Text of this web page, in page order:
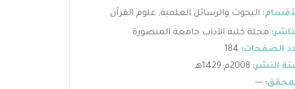
البحوث والرسائل العلمية, علوم القرآن
مجلة كلية الآداب جامعة المنصورة
الصفحات:
النشر:
---